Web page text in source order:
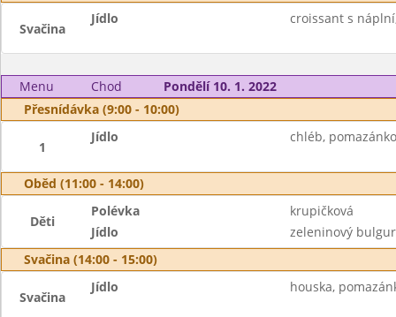
Svačina
Jídlo croissant s
Menu Chod
Pondělí 10. 1. 2022
Přesnídávka (9:00 - 10:00)
1
Jídlo chléb,
Oběd (11:00 - 14:00)
Děti
Polévka
krupičková
Jídlo
zeleninový
Svačina (14:00 - 15:00)
Svačina
Jídlo houska,